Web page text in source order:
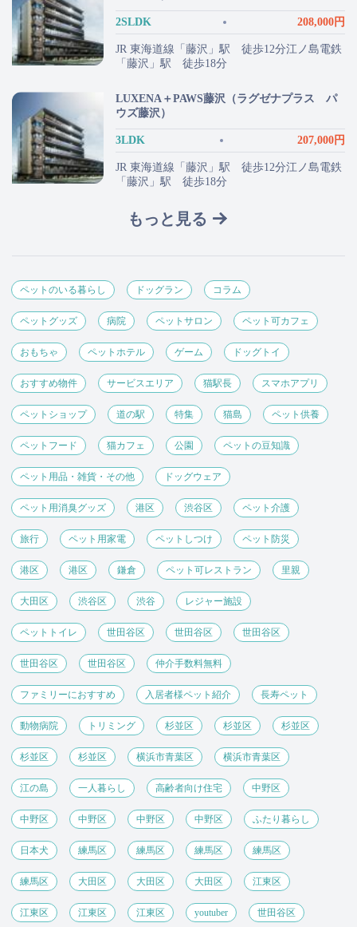
2SLDK 208,000円
JR 東海道線「藤沢」駅 徒歩12分江ノ島電鉄
「藤沢」駅 徒歩18分
LUXENA＋PAWS藤沢（ラグゼナプラス パ
ウズ藤沢）
3LDK 207,000円
JR 東海道線「藤沢」駅 徒歩12分江ノ島電鉄
「藤沢」駅 徒歩18分
もっと見る
ペットのいる暮らし ドッグラン コラム
ペットグッズ 病院 ペットサロン ペット可カフェ
おもちゃ ペットホテル ゲーム ドッグトイ
おすすめ物件 サービスエリア 猫駅長 スマホアプリ
ペットショップ 道の駅 特集 猫島 ペット供養
ペットフード 猫カフェ 公園 ペットの豆知識
ペット用品・雑貨・その他 ドッグウェア
ペット用消臭グッズ 港区 渋谷区 ペット介護
旅行 ペット用家電 ペットしつけ ペット防災
港区 港区 鎌倉 ペット可レストラン 里親
大田区 渋谷区 渋谷 レジャー施設
ペットトイレ 世田谷区 世田谷区 世田谷区
世田谷区 世田谷区 仲介手数料無料
ファミリーにおすすめ 入居者様ペット紹介 長寿ペット
動物病院 トリミング 杉並区 杉並区 杉並区
杉並区 杉並区 横浜市青葉区 横浜市青葉区
江の島 一人暮らし 高齢者向け住宅 中野区
中野区 中野区 中野区 中野区 ふたり暮らし
日本犬 練馬区 練馬区 練馬区 練馬区
練馬区 大田区 大田区 大田区 江東区
江東区 江東区 江東区 youtuber 世田谷区